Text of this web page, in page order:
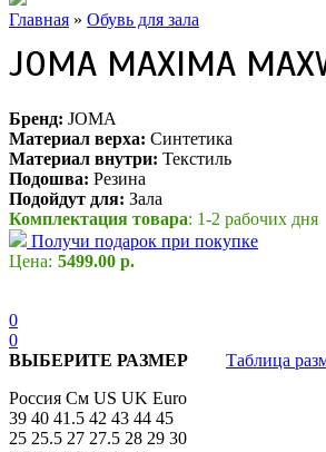
Главная » Обувь для зала
JOMA MAXIMA
Бренд: JOMA
Материал верха: Cинтетика
Материал внутри: Текстиль
Подошва: Резина
Подойдут для: Зала
Комплектация товара: 1-2 рабочих дня
Получи подарок при покупке
Цена: 5499.00 р.
0
0
ВЫБЕРИТЕ РАЗМЕР
Таблица
Россия См US UK Euro
39 40 41.5 42 43 44 45
25 25.5 27 27.5 28 29 30